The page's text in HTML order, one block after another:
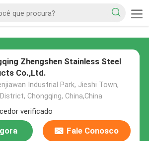
Zhengshen Stainless Steel
Co.,Ltd.
Industrial Park, Jieshi Town,
Chongqing, China,China
verificado
Fale Conosco